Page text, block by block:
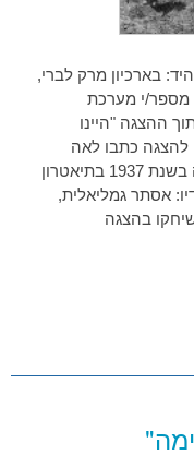
בארכיון מרק לברי,
מספר/י מערכת
שיר מתוך ההצגה "היינו
להצגה כתבו לאה
גולדברג ונתן אלתרמן. ההצגה הועלתה בשנת 1937 בתיאטרון
אסתר גמליאלית,
בהצגה